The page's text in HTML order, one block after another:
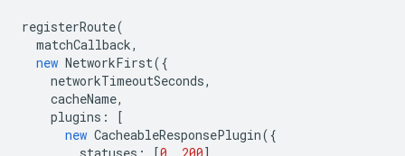
registerRoute(
matchCallback,
new NetworkFirst({
networkTimeoutSeconds,
cacheName,
plugins :
[
new CacheableResponsePlugin({